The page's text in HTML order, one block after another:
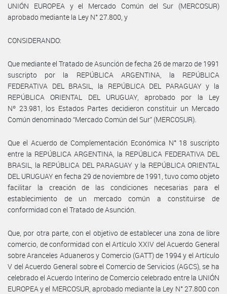
UNIÓN EUROPEA y el Mercado Común del Sur (MERCOSUR)
aprobado mediante la Ley N° 27.800, y
CONSIDERANDO:
Que mediante el Tratado de Asunción de fecha 26 de marzo de 1991
suscripto por la REPÚBLICA ARGENTINA, la REPÚBLICA
FEDERATIVA DEL BRASIL, la REPÚBLICA DEL PARAGUAY y la
REPÚBLICA ORIENTAL DEL URUGUAY, aprobado por la Ley
Nº 23.981, los Estados Partes decidieron constituir un Mercado
Común denominado “Mercado Común del Sur” (MERCOSUR).
Que el Acuerdo de Complementación Económica N° 18 suscripto
entre la REPÚBLICA ARGENTINA, la REPÚBLICA FEDERATIVA DEL
BRASIL, la REPÚBLICA DEL PARAGUAY y la REPÚBLICA ORIENTAL
DEL URUGUAY en fecha 29 de noviembre de 1991, tuvo como objeto
facilitar la creación de las condiciones necesarias para el
establecimiento de un mercado común a constituirse de
conformidad con el Tratado de Asunción.
Que, por otra parte, con el objetivo de establecer una zona de libre
comercio, de conformidad con el Artículo XXIV del Acuerdo General
sobre Aranceles Aduaneros y Comercio (GATT) de 1994 y el Artículo
V del Acuerdo General sobre el Comercio de Servicios (AGCS), se ha
celebrado el Acuerdo Interino de Comercio celebrado entre la UNIÓN
EUROPEA y el MERCOSUR, aprobado mediante la Ley N° 27.800 con